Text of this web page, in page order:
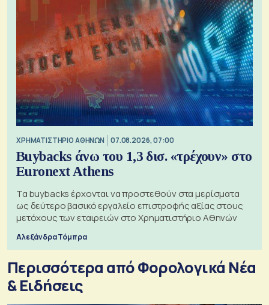
XΡΗΜΑΤΙΣΤΗΡΙΟ ΑΘΗΝΩΝ 07.08.2026, 07:00
Buybacks άνω του 1,3 δισ. «τρέχουν» στο
Euronext Athens
Τα buybacks έρχονται να προστεθούν στα μερίσματα
ως δεύτερο βασικό εργαλείο επιστροφής αξίας στους
μετόχους των εταιρειών στο Χρηματιστήριο Αθηνών
Αλεξάνδρα Τόμπρα
Περισσότερα από Φορολογικά Νέα
& Eιδήσεις